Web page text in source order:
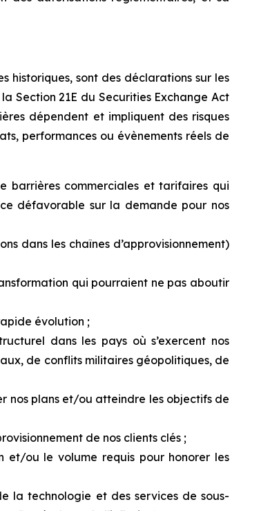
historiques, sont des déclarations sur les
Section 21E du Securities Exchange Act
dépendent et impliquent des risques
performances ou évènements réels de
barrières commerciales et tarifaires qui
défavorable sur la demande pour nos
dans les chaînes d’approvisionnement)
qui pourraient ne pas aboutir
évolution ;
dans les pays où s’exercent nos
de conflits militaires géopolitiques, de
nos plans et/ou atteindre les objectifs de
de nos clients clés ;
et/ou le volume requis pour honorer les
la technologie et des services de sous-